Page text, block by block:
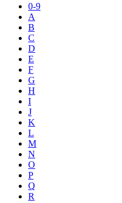
0-9
A
B
C
D
E
F
G
H
I
J
K
L
M
N
O
P
Q
R